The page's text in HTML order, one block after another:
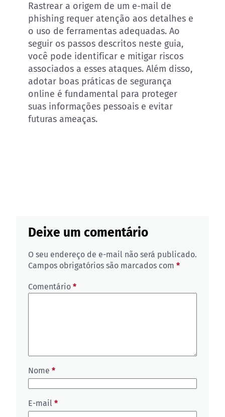
Rastrear a origem de um e-mail de
phishing requer atenção aos detalhes e
o uso de ferramentas adequadas. Ao
seguir os passos descritos neste guia,
você pode identificar e mitigar riscos
associados a esses ataques. Além disso,
adotar boas práticas de segurança
online é fundamental para proteger
suas informações pessoais e evitar
futuras ameaças.
Deixe um comentário
O seu endereço de e-mail não será publicado.
Campos obrigatórios são marcados com *
Comentário *
Nome *
E-mail *